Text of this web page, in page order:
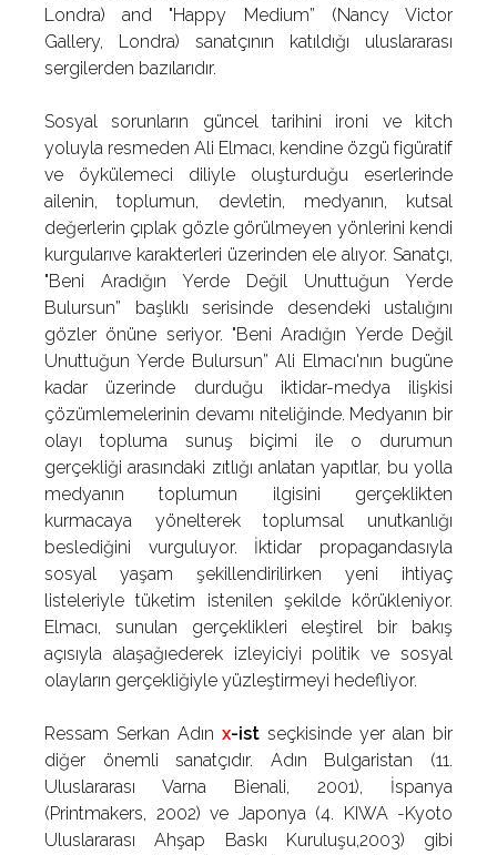
Londra) and "Happy Medium” (Nancy Victor
Gallery, Londra) sanatçının katıldığı uluslararası
sergilerden bazılarıdır.
Sosyal sorunların güncel tarihini ironi ve kitch
yoluyla resmeden Ali Elmacı, kendine özgü figüratif
ve öykülemeci diliyle oluşturduğu eserlerinde
ailenin, toplumun, devletin, medyanın, kutsal
değerlerin çıplak gözle görülmeyen yönlerini kendi
kurgularıve karakterleri üzerinden ele alıyor. Sanatçı,
"Beni Aradığın Yerde Değil Unuttuğun Yerde
Bulursun” başlıklı serisinde desendeki ustalığını
gözler önüne seriyor. "Beni Aradığın Yerde Değil
Unuttuğun Yerde Bulursun” Ali Elmacı'nın bugüne
kadar üzerinde durduğu iktidar-medya ilişkisi
çözümlemelerinin devamı niteliğinde. Medyanın bir
olayı topluma sunuş biçimi ile o durumun
gerçekliği arasındaki zıtlığı anlatan yapıtlar, bu yolla
medyanın toplumun ilgisini gerçeklikten
kurmacaya yönelterek toplumsal unutkanlığı
beslediğini vurguluyor. İktidar propagandasıyla
sosyal yaşam şekillendirilirken yeni ihtiyaç
listeleriyle tüketim istenilen şekilde körükleniyor.
Elmacı, sunulan gerçeklikleri eleştirel bir bakış
açısıyla alaşağıederek izleyiciyi politik ve sosyal
olayların gerçekliğiyle yüzleştirmeyi hedefliyor.
Ressam Serkan Adın x-ist seçkisinde yer alan bir
diğer önemli sanatçıdır. Adın Bulgaristan (11.
Uluslararası Varna Bienali, 2001), İspanya
(Printmakers, 2002) ve Japonya (4. KIWA -Kyoto
Uluslararası Ahşap Baskı Kuruluşu,2003) gibi